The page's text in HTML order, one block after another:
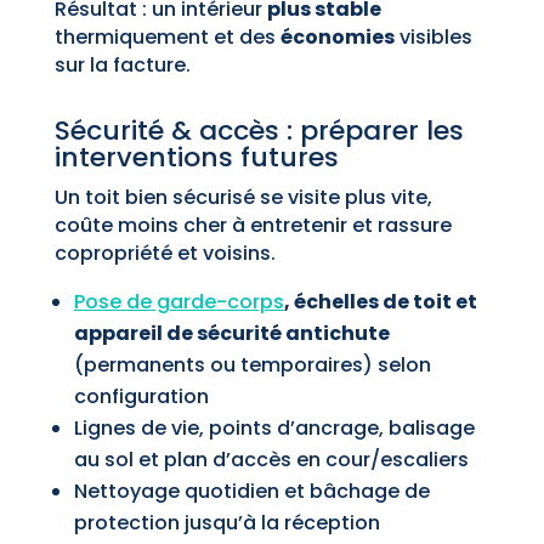
Résultat : un intérieur plus stable
thermiquement et des économiesvisibles
sur la facture.
Sécurité & accès : préparer les
interventions futures
Un toit bien sécurisé se visite plus vite,
coûte moins cher à entretenir et rassure
copropriété et voisins.
Pose de garde-corps, échelles de toit et
appareil de sécurité antichute
(permanents ou temporaires) selon
configuration
Lignes de vie, points d’ancrage, balisage
au sol et plan d’accès en cour/escaliers
Nettoyage quotidien et bâchage de
protection jusqu’à la réception